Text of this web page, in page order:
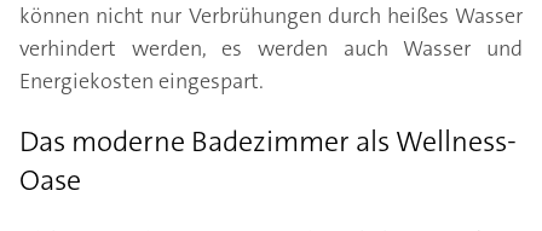
können nicht nur Verbrühungen durch heißes Wasser
verhindert werden, es werden auch Wasser und
Energiekosten eingespart.
Das moderne Badezimmer als Wellness-
Oase